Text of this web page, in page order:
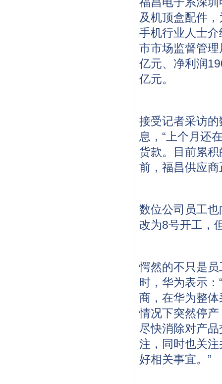
及机顶盒配件
手机行业人士
市市场监督管
亿元、净利润
亿元。
接受记者采访
息，“上个月还
货款。目前累
前，福昌供应
数位公司员工
改为8号开工，
愕然的不只是
时，华为表示
商，在华为整
情况下突然停
尽快消除对产
注，同时也关
好相关事宜。”